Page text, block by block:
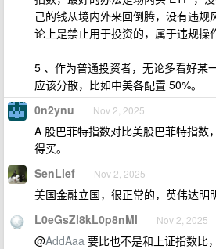
己的钱从境内外来回倒腾，没有违规
论上是禁止用于投资的，属于违规操
5 、作为普通投资者，无论多看好某
应该分散，比如中美各配置 50%。
0n2ynu Nov 2, 2025
A 股巴菲特指数对比美股巴菲特指数
得买。
SenLief Nov 2, 2025
美国金融立国，很正常的，英伟达明
L0eGsZl8kL0p8nMl Nov 2, 2025
@AddAaa 要比也不是和上证指数比